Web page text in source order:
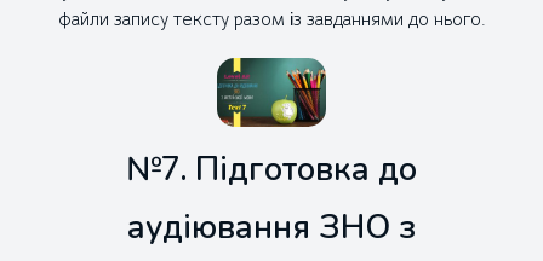
файли запису тексту разом із завданнями до нього.
№7. Підготовка до
аудіювання ЗНО з